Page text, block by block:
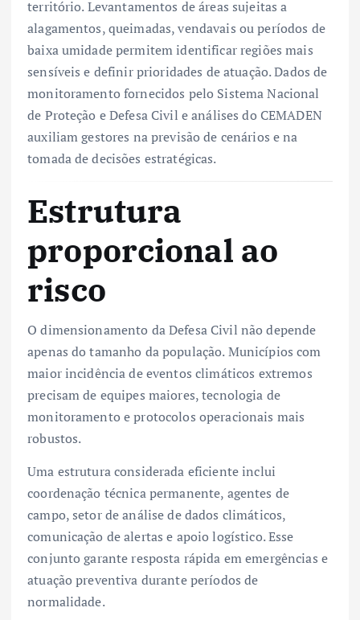
território. Levantamentos de áreas sujeitas a
alagamentos, queimadas, vendavais ou períodos de
baixa umidade permitem identificar regiões mais
sensíveis e definir prioridades de atuação. Dados de
monitoramento fornecidos pelo Sistema Nacional
de Proteção e Defesa Civil e análises do CEMADEN
auxiliam gestores na previsão de cenários e na
tomada de decisões estratégicas.
Estrutura
proporcional ao
risco
O dimensionamento da Defesa Civil não depende
apenas do tamanho da população. Municípios com
maior incidência de eventos climáticos extremos
precisam de equipes maiores, tecnologia de
monitoramento e protocolos operacionais mais
robustos.
Uma estrutura considerada eficiente inclui
coordenação técnica permanente, agentes de
campo, setor de análise de dados climáticos,
comunicação de alertas e apoio logístico. Esse
conjunto garante resposta rápida em emergências e
atuação preventiva durante períodos de
normalidade.